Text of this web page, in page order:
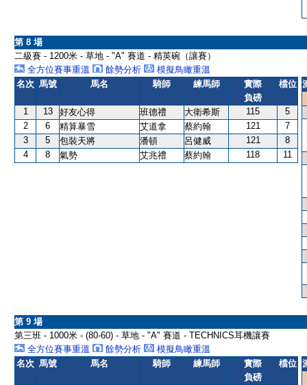
第 8 場
二級賽 - 1200米 - 草地 - "A" 賽道 - 精英碗（讓賽）
全方位賽事重溫
餘勢分析
模擬鳥瞰重溫
名次 馬號 馬名 騎師 練馬師
實際
負磅
檔位
1 13 好友心得 班德禮 大衛希斯 115
5
2
6 精算暴雪 艾道拿 蔡約翰 121
7
3
5 包裝天將 潘頓 呂健威 121
8
4
8 氣勢 艾兆禮 蔡約翰 118 11
第 9 場
第三班 - 1000米 - (80-60) - 草地 - "A" 賽道 - TECHNICS耳機讓賽
全方位賽事重溫
餘勢分析
模擬鳥瞰重溫
名次 馬號 馬名 騎師 練馬師
實際
負磅
檔位